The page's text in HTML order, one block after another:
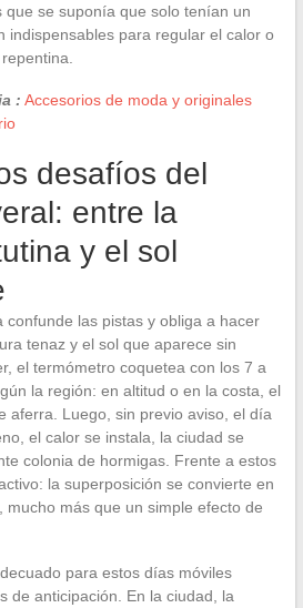
que se suponía que solo tenían un
indispensables para regular el calor o
: Accesorios de moda y originales
desafíos del
entre la
y el sol
confunde las pistas y obliga a hacer
tenaz y el sol que aparece sin
el termómetro coquetea con los 7 a
la región: en altitud o en la costa, el
aferra. Luego, sin previo aviso, el día
el calor se instala, la ciudad se
colonia de hormigas. Frente a estos
la superposición se convierte en
mucho más que un simple efecto de
para estos días móviles
de anticipación. En la ciudad, la